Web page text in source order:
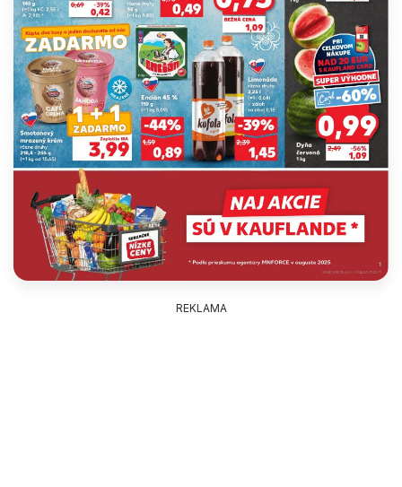
REKLAMA